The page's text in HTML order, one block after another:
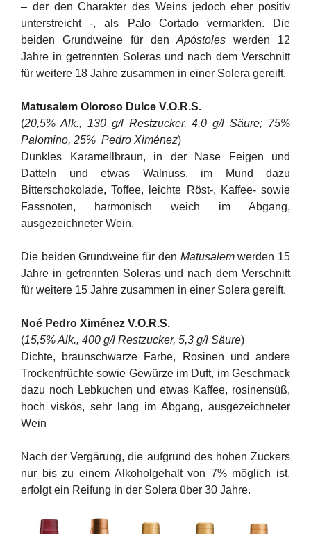
– der den Charakter des Weins jedoch eher positiv
unterstreicht -, als Palo Cortado vermarkten. Die
beiden Grundweine für denApóstoles werden 12
Jahre in getrennten Soleras und nach dem Verschnitt
für weitere 18 Jahre zusammen in einer Solera gereift.
Matusalem Oloroso Dulce V.O.R.S.
(20,5% Alk., 130 g/l Restzucker, 4,0 g/l Säure; 75%
Palomino, 25% Pedro Ximénez)
Dunkles Karamellbraun, in der Nase Feigen und
Datteln und etwas Walnuss, im Mund dazu
Bitterschokolade, Toffee, leichte Röst-, Kaffee- sowie
Fassnoten, harmonisch weich im Abgang,
ausgezeichneter Wein.
Die beiden Grundweine für den Matusalemwerden 15
Jahre in getrennten Soleras und nach dem Verschnitt
für weitere 15 Jahre zusammen in einer Solera gereift.
Noé Pedro Ximénez V.O.R.S.
(15,5% Alk., 400 g/l Restzucker, 5,3 g/l Säure)
Dichte, braunschwarze Farbe, Rosinen und andere
Trockenfrüchte sowie Gewürze im Duft, im Geschmack
dazu noch Lebkuchen und etwas Kaffee, rosinensüß,
hoch viskös, sehr lang im Abgang, ausgezeichneter
Wein
Nach der Vergärung, die aufgrund des hohen Zuckers
nur bis zu einem Alkoholgehalt von 7% möglich ist,
erfolgt ein Reifung in der Solera über 30 Jahre.